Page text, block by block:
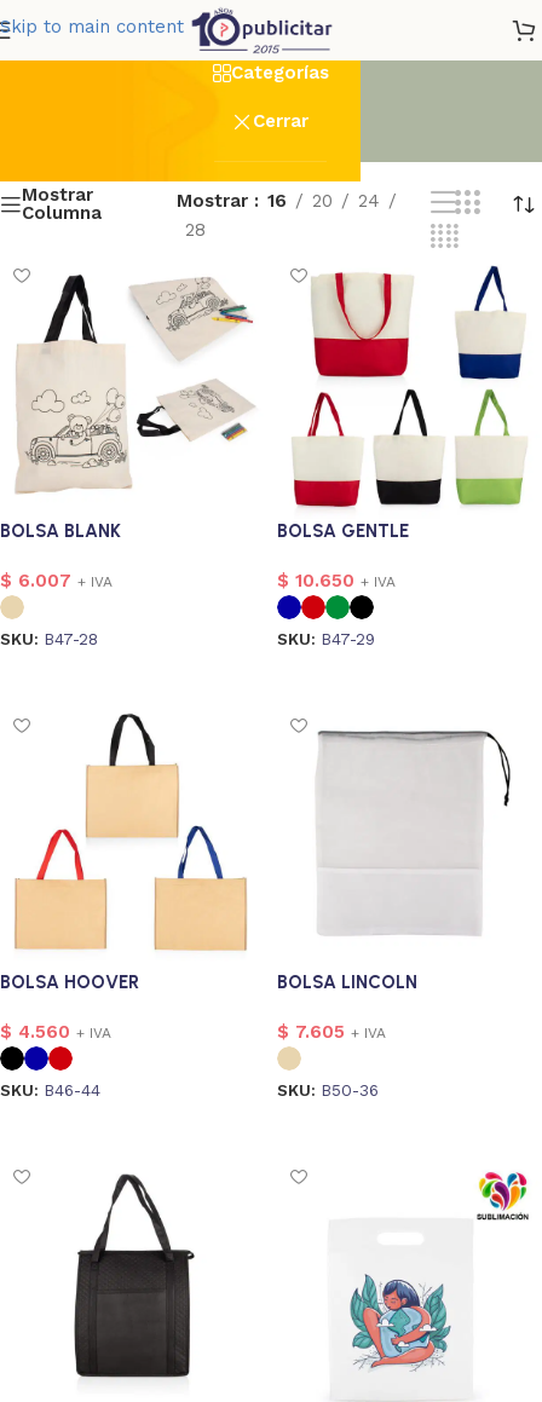
Skip to main contentBolsos de Mano
Categorías
Cerrar
3
Mostrar
Columna
Mostrar 16 20
24
28
BOLSA BLANK
$ 6.007 + IVA
SKU: B47-28
BOLSA GENTLE
$ 10.650 + IVA
SKU: B47-29
BOLSA HOOVER
$ 4.560 + IVA
SKU: B46-44
BOLSA LINCOLN
$ 7.605 + IVA
SKU: B50-36